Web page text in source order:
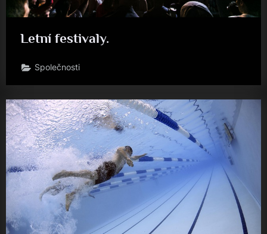
Letní festivaly.
Společnosti